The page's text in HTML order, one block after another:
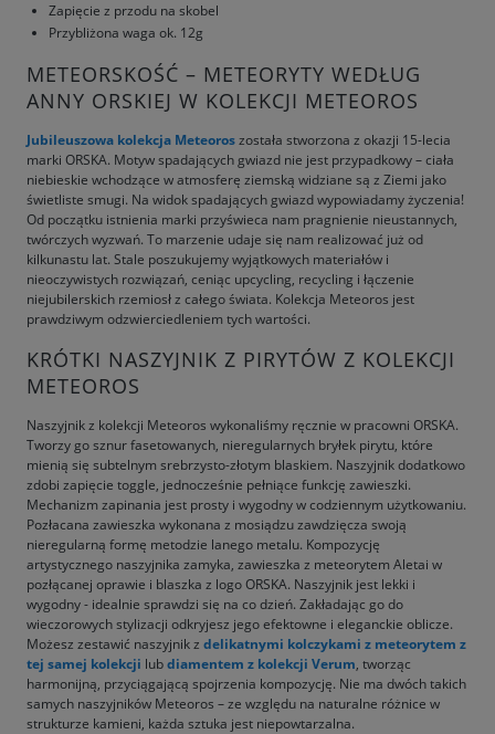
Zapięcie z przodu na skobel
Przybliżona waga ok. 12g
METEORSKOŚĆ – METEORYTY WEDŁUG
ANNY ORSKIEJ W KOLEKCJI METEOROS
Jubileuszowa kolekcja Meteoroszostała stworzona z okazji 15-lecia
marki ORSKA. Motyw spadających gwiazd nie jest przypadkowy – ciała
niebieskie wchodzące w atmosferę ziemską widziane są z Ziemi jako
świetliste smugi. Na widok spadających gwiazd wypowiadamy życzenia!
Od początku istnienia marki przyświeca nam pragnienie nieustannych,
twórczych wyzwań. To marzenie udaje się nam realizować już od
kilkunastu lat. Stale poszukujemy wyjątkowych materiałów i
nieoczywistych rozwiązań, ceniąc upcycling, recycling i łączenie
niejubilerskich rzemiosł z całego świata. Kolekcja Meteoros jest
prawdziwym odzwierciedleniem tych wartości.
KRÓTKI NASZYJNIK Z PIRYTÓW Z KOLEKCJI
METEOROS
Naszyjnik z kolekcji Meteoros wykonaliśmy ręcznie w pracowni ORSKA.
Tworzy go sznur fasetowanych, nieregularnych bryłek pirytu, które
mienią się subtelnym srebrzysto-złotym blaskiem. Naszyjnik dodatkowo
zdobi zapięcie toggle, jednocześnie pełniące funkcję zawieszki.
Mechanizm zapinania jest prosty i wygodny w codziennym użytkowaniu.
Pozłacana zawieszka wykonana z mosiądzu zawdzięcza swoją
nieregularną formę metodzie lanego metalu. Kompozycję
artystycznego naszyjnika zamyka, zawieszka z meteorytem Aletai w
pozłącanej oprawie i blaszka z logo ORSKA. Naszyjnik jest lekki i
wygodny - idealnie sprawdzi się na co dzień. Zakładając go do
wieczorowych stylizacji odkryjesz jego efektowne i eleganckie oblicze.
Możesz zestawić naszyjnik z delikatnymi kolczykami z meteorytem z
tej samej kolekcji lubdiamentem z kolekcji Verum, tworząc
harmonijną, przyciągającą spojrzenia kompozycję. Nie ma dwóch takich
samych naszyjników Meteoros – ze względu na naturalne różnice w
strukturze kamieni, każda sztuka jest niepowtarzalna.